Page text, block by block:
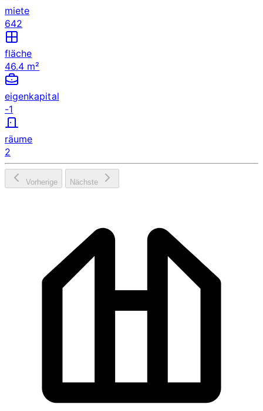
miete
642
fläche
46.4 m²
eigenkapital
-1
räume
2
Vorherige Nächste